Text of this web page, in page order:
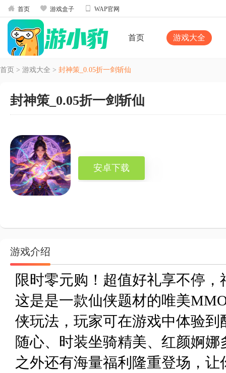
 首页  游戏盒子  WAP官网
首页 游戏大全
首页 > 游戏大全 > 封神策_0.05折一剑斩仙
封神策_0.05折一剑斩仙
安卓下载
游戏介绍
限时零元购！超值好礼享不停，
这是是一款仙侠题材的唯美
侠玩法，玩家可在游戏中体验
随心、时装坐骑精美、红颜婀
之外还有海量福利隆重登场，